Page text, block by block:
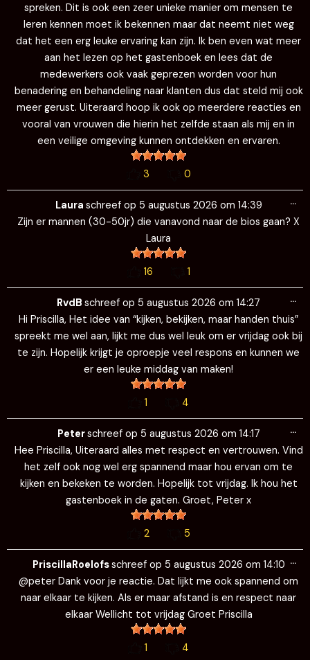
spreken. Dit is ook een zeer unieke manier om mensen te
leren kennen moet ik bekennen maar dat neemt niet weg
dat het een erg leuke ervaring kan zijn. Ik ben even wat meer
aan het lezen op het gastenboek en lees dat de
medewerkers ook vaak geprezen worden voor hun
benadering en behandeling naar klanten dus dat steld mij ook
meer gerust. Uiteraard hoop ik ook op meerdere reacties en
vooral van vrouwen die hierin het zelfde staan als mij en in
een veilige omgeving kunnen ontdekken en ervaren.
3 0
Laura schreef op 5 augustus 2026 om 14:39
Zijn er mannen (30-50jr) die vanavond naar de bios gaan? X
Laura
16 1
…
RvdB schreef op 5 augustus 2026 om 14:27
Hi Priscilla, Het idee van “kijken, bekijken, maar handen thuis”
spreekt me wel aan, lijkt me dus wel leuk om er vrijdag ook bij
te zijn. Hopelijk krijgt je oproepje veel respons en kunnen we
er een leuke middag van maken!
1 4
…
Peterschreef op 5 augustus 2026 om 14:17
Hee Priscilla, Uiteraard alles met respect en vertrouwen. Vind
het zelf ook nog wel erg spannend maar hou ervan om te
kijken en bekeken te worden. Hopelijk tot vrijdag. Ik hou het
gastenboek in de gaten. Groet, Peter x
2 5
…
PriscillaRoelofsschreef op 5 augustus 2026 om 14:10
@peter Dank voor je reactie. Dat lijkt me ook spannend om
naar elkaar te kijken. Als er maar afstand is en respect naar
elkaar Wellicht tot vrijdag Groet Priscilla
1 4
…